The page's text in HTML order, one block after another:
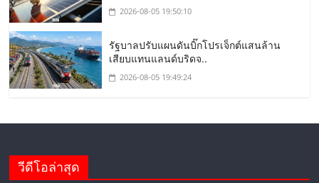
2026-08-05 19:50:10
รัฐบาลปรับแผนดันบิ๊กโปรเจ็กต์แสนล้าน
เสียบแทนแลนด์บริดจ..
2026-08-05 19:49:24
วีดีโอล่าสุด